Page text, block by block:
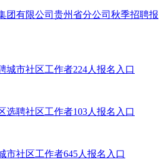
团有限公司贵州省分公司秋季招聘报
城市社区工作者224人报名入口
选聘社区工作者103人报名入口
市社区工作者645人报名入口